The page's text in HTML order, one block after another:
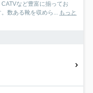
など豊富に揃ってお
数ある靴を収めら... もっと